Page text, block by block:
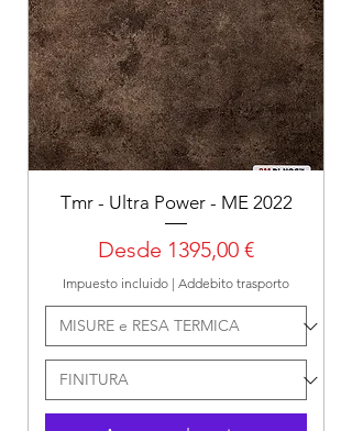
Tmr - Ultra Power - ME 2022
Desde 1395,00 €
Precio de oferta
Impuesto incluido | Addebito trasporto